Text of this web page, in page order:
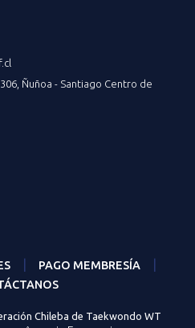
Ñuñoa - Santiago Centro de
PAGO MEMBRESÍA
Chileba de Taekwondo WT